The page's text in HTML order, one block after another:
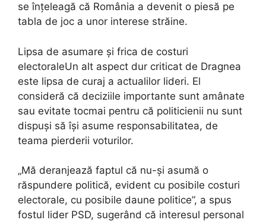
se înțeleagă că România a devenit o piesă pe
tabla de joc a unor interese străine.
Lipsa de asumare și frica de costuri
electoraleUn alt aspect dur criticat de Dragnea
este lipsa de curaj a actualilor lideri. El
consideră că deciziile importante sunt amânate
sau evitate tocmai pentru că politicienii nu sunt
dispuși să își asume responsabilitatea, de
teama pierderii voturilor.
„Mă deranjează faptul că nu-și asumă o
răspundere politică, evident cu posibile costuri
electorale, cu posibile daune politice”, a spus
fostul lider PSD, sugerând că interesul personal